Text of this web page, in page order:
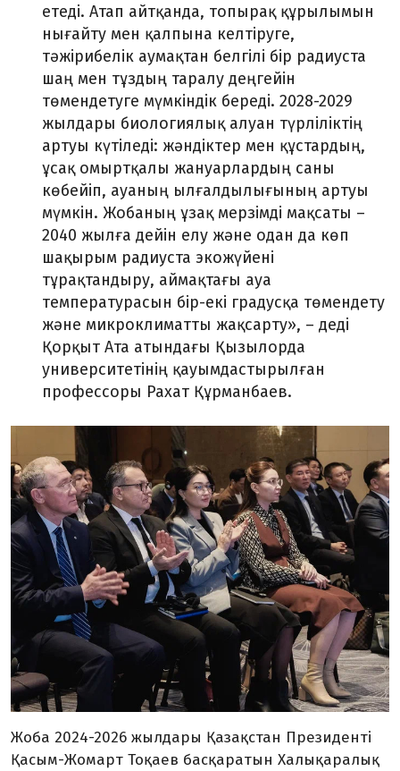
етеді. Атап айтқанда, топырақ құрылымын
нығайту мен қалпына келтіруге,
тәжірибелік аумақтан белгілі бір радиуста
шаң мен тұздың таралу деңгейін
төмендетуге мүмкіндік береді. 2028-2029
жылдары биологиялық алуан түрліліктің
артуы күтіледі: жәндіктер мен құстардың,
ұсақ омыртқалы жануарлардың саны
көбейіп, ауаның ылғалдылығының артуы
мүмкін. Жобаның ұзақ мерзімді мақсаты –
2040 жылға дейін елу және одан да көп
шақырым радиуста экожүйені
тұрақтандыру, аймақтағы ауа
температурасын бір-екі градусқа төмендету
және микроклиматты жақсарту», – деді
Қорқыт Ата атындағы Қызылорда
университетінің қауымдастырылған
профессоры Рахат Құрманбаев.
Жоба 2024-2026 жылдары Қазақстан Президенті
Қасым-Жомарт Тоқаев басқаратын Халықаралық